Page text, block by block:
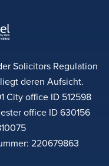
Solicitors Regulation
deren Aufsicht.
City office ID 512598
office ID 630156
220679863